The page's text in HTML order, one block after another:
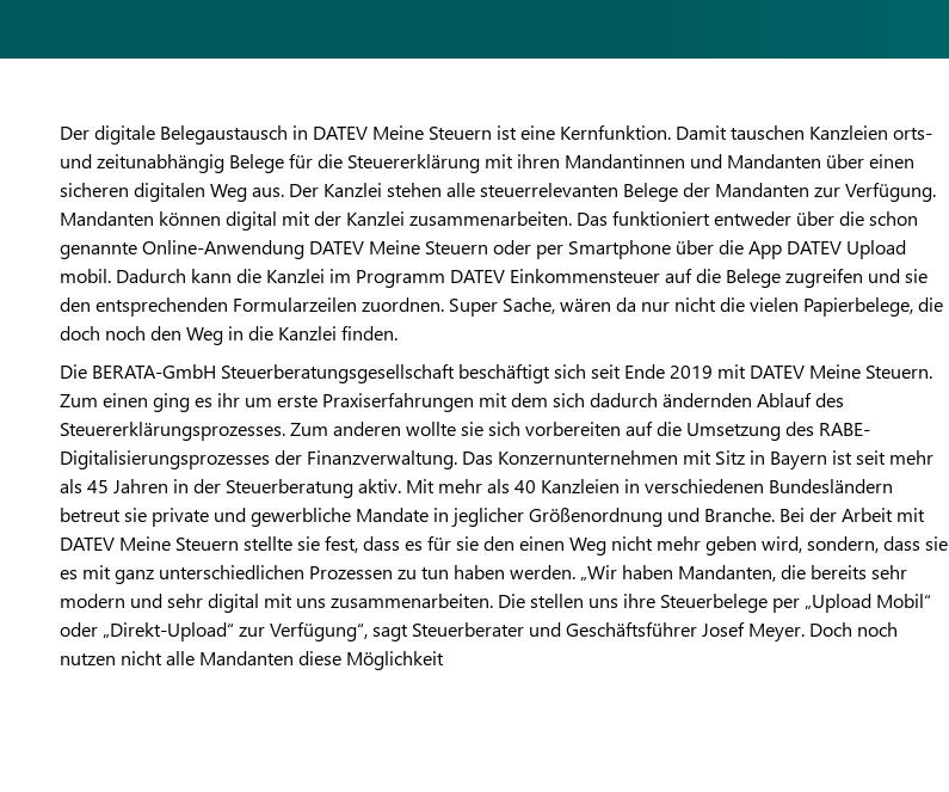
Der digitale Belegaustausch in DATEV Meine Steuern ist eine Kernfunktion. Damit tauschen Kanzleien orts-
und zeitunabhängig Belege für die Steuererklärung mit ihren Mandantinnen und Mandanten über einen
sicheren digitalen Weg aus. Der Kanzlei stehen alle steuerrelevanten Belege der Mandanten zur Verfügung.
Mandanten können digital mit der Kanzlei zusammenarbeiten. Das funktioniert entweder über die schon
genannte Online-Anwendung DATEV Meine Steuern oder per Smartphone über die App DATEV Upload
mobil. Dadurch kann die Kanzlei im Programm DATEV Einkommensteuer auf die Belege zugreifen und sie
den entsprechenden Formularzeilen zuordnen. Super Sache, wären da nur nicht die vielen Papierbelege, die
doch noch den Weg in die Kanzlei finden.
Die BERATA-GmbH Steuerberatungsgesellschaft beschäftigt sich seit Ende 2019 mit DATEV Meine Steuern.
Zum einen ging es ihr um erste Praxiserfahrungen mit dem sich dadurch ändernden Ablauf des
Steuererklärungsprozesses. Zum anderen wollte sie sich vorbereiten auf die Umsetzung des RABE-
Digitalisierungsprozesses der Finanzverwaltung. Das Konzernunternehmen mit Sitz in Bayern ist seit mehr
als 45 Jahren in der Steuerberatung aktiv. Mit mehr als 40 Kanzleien in verschiedenen Bundesländern
betreut sie private und gewerbliche Mandate in jeglicher Größenordnung und Branche. Bei der Arbeit mit
DATEV Meine Steuern stellte sie fest, dass es für sie den einen Weg nicht mehr geben wird, sondern, dass sie
es mit ganz unterschiedlichen Prozessen zu tun haben werden. „Wir haben Mandanten, die bereits sehr
modern und sehr digital mit uns zusammenarbeiten. Die stellen uns ihre Steuerbelege per „Upload Mobil“
oder „Direkt-Upload“ zur Verfügung“, sagt Steuerberater und Geschäftsführer Josef Meyer. Doch noch
nutzen nicht alle Mandanten diese Möglichkeit